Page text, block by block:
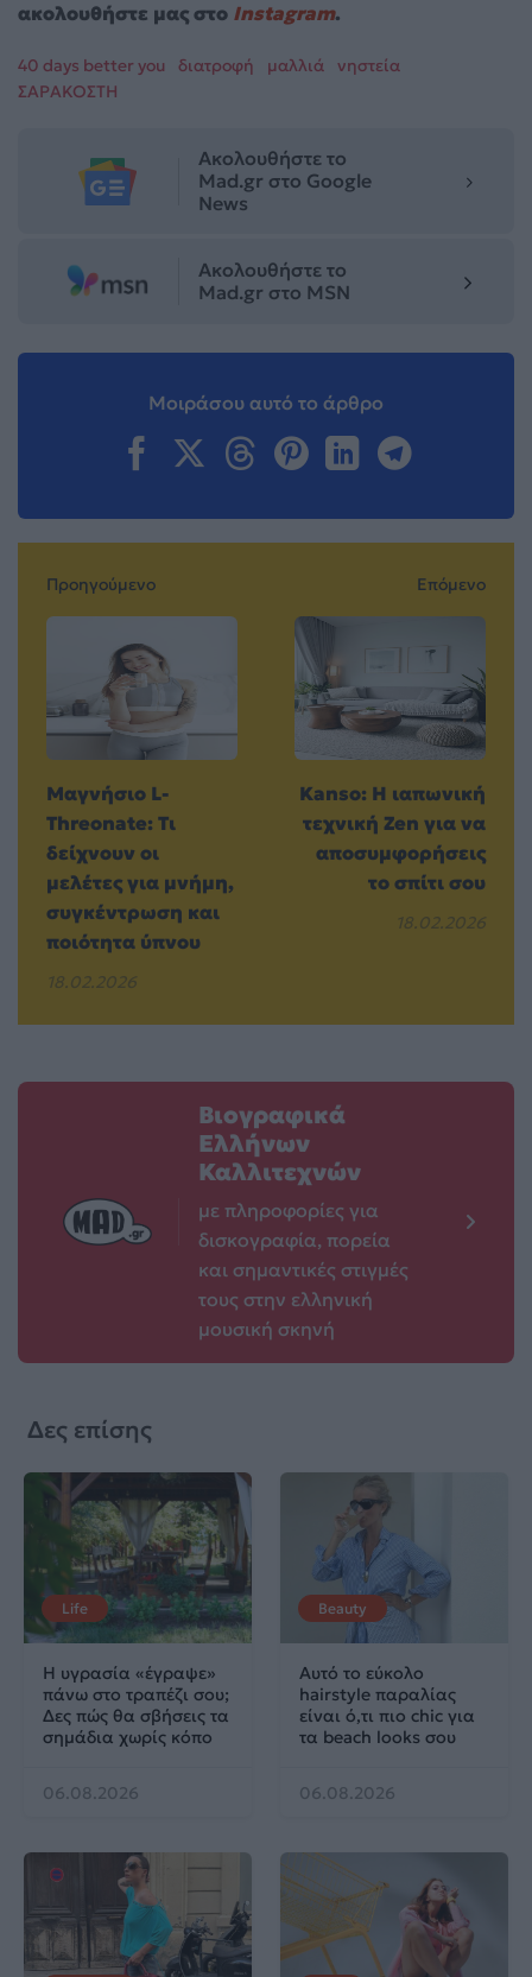
ακολουθήστε μας στο Instagram.
40 days better you διατροφή μαλλιά
νηστεία
ΣΑΡΑΚΟΣΤΗ
Ακολουθήστε το
Mad.gr στο Google
News
Ακολουθήστε το
Mad.gr στο MSN
Μοιράσου αυτό το άρθρο
Προηγούμενο
Μαγνήσιο L-
Threonate: Τι
δείχνουν οι
μελέτες για μνήμη,
συγκέντρωση και
ποιότητα ύπνου
18.02.2026
Επόμενο
Kanso: Η ιαπωνική
τεχνική Zen για να
αποσυμφορήσεις
το σπίτι σου
18.02.2026
Βιογραφικά
Ελλήνων
Καλλιτεχνών
με πληροφορίες για
δισκογραφία, πορεία
και σημαντικές στιγμές
τους στην ελληνική
μουσική σκηνή
Δες επίσης
Life
Η υγρασία «έγραψε»
πάνω στο τραπέζι σου;
Δες πώς θα σβήσεις τα
σημάδια χωρίς κόπο
06.08.2026
Beauty
Αυτό το εύκολο
hairstyle παραλίας
είναι ό,τι πιο chic για
τα beach looks σου
06.08.2026